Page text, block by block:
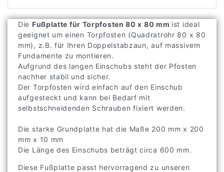
Die Fußplatte für Torpfosten 80 x 80 mm ist ideal
geeignet um einen Torpfosten (Quadratrohr 80 x 80
mm), z.B. für Ihren Doppelstabzaun, auf massivem
Fundamente zu montieren.
Aufgrund des langen Einschubs steht der Pfosten
nachher stabil und sicher.
Der Torpfosten wird einfach auf den Einschub
aufgesteckt und kann bei Bedarf mit
selbstschneidenden Schrauben fixiert werden.
Die starke Grundplatte hat die Maße 200 mm x 200
mm x 10 mm
Die Länge des Einschubs beträgt circa 600 mm.
Diese Fußplatte passt hervorragend zu unseren